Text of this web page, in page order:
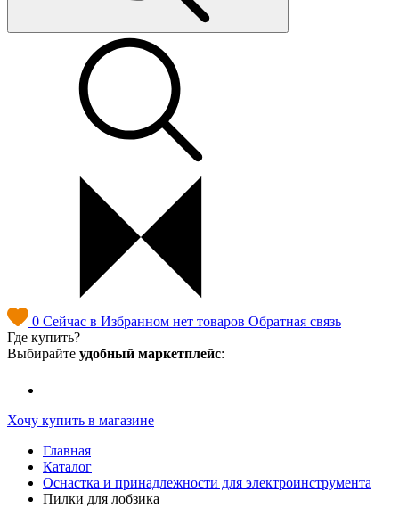
0 Сейчас в Избранном нет товаров Обратная связь
Где купить?
Выбирайте удобный маркетплейс:
Хочу купить в магазине
Главная
Каталог
Оснастка и принадлежности для электроинструмента
Пилки для лобзика